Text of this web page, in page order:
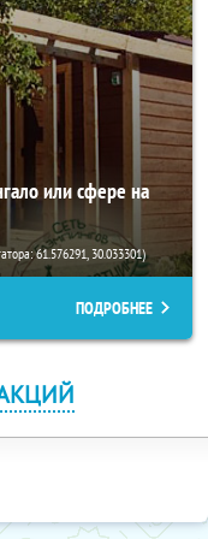
или сфере на
61.576291, 30.033301)
ПОДРОБНЕЕ